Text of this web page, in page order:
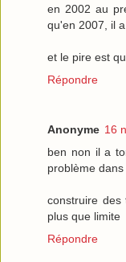
en 2002 au
qu'en 2007, il
et le pire est
Répondre
Anonyme 16
ben non il a
problème
construire des
plus que limite
Répondre